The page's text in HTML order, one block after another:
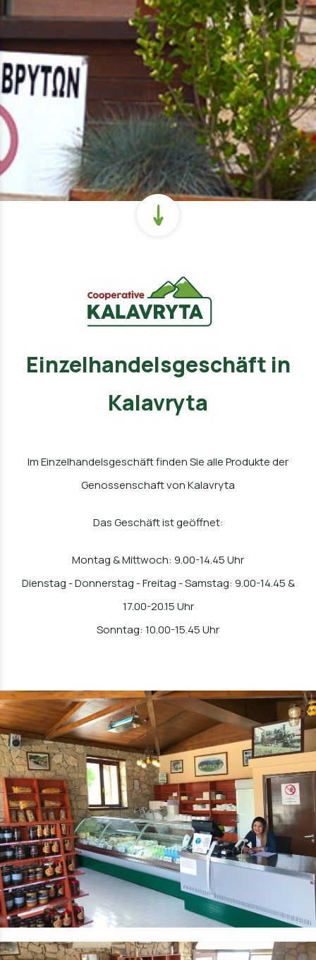
Einzelhandelsgeschäft in
Kalavryta
Im Einzelhandelsgeschäft finden Sie alle Produkte der
Genossenschaft von Kalavryta
Das Geschäft ist geöffnet:
Montag & Mittwoch: 9.00-14.45 Uhr
Dienstag - Donnerstag - Freitag - Samstag: 9.00-14.45 &
17.00-20.15 Uhr
Sonntag: 10.00-15.45 Uhr